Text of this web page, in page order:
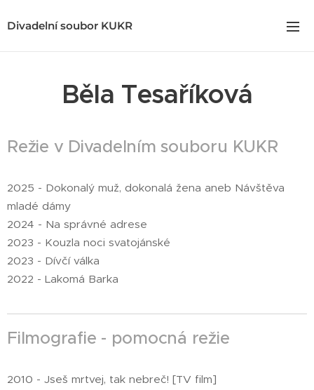
Divadelní soubor KUKR
Běla Tesaříková
Režie v Divadelním souboru KUKR
2025 - Dokonalý muž, dokonalá žena aneb Návštěva
mladé dámy
2024 - Na správné adrese
2023 - Kouzla noci svatojánské
2023 - Dívčí válka
2022 - Lakomá Barka
Filmografie - pomocná režie
2010 - Jseš mrtvej, tak nebreč! [TV film]